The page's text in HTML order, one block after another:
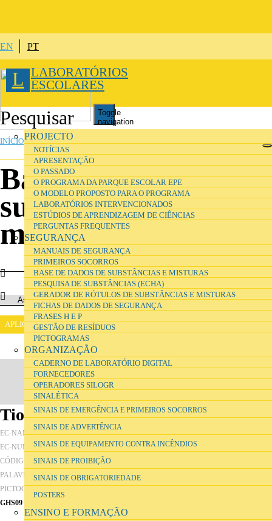
EN PT
L LABORATÓRIOS
ESCOLARES
Toggle
navigation
PROJECTO
NOTÍCIAS
APRESENTAÇÃO
O PASSADO
O PROGRAMA DA PARQUE ESCOLAR EPE
O MODELO PROPOSTO PARA O PROGRAMA
LABORATÓRIOS INTERVENCIONADOS
ESTÚDIOS DE APRENDIZAGEM DE CIÊNCIAS
PERGUNTAS FREQUENTES
SEGURANÇA
MANUAIS DE SEGURANÇA
PRIMEIROS SOCORROS
BASE DE DADOS DE SUBSTÂNCIAS E MISTURAS
PESQUISA DE SUBSTÂNCIAS (ECHA)
GERADOR DE RÓTULOS DE SUBSTÂNCIAS E MISTURAS
FICHAS DE DADOS DE SEGURANÇA
FRASES H E P
GESTÃO DE RESÍDUOS
PICTOGRAMAS
ORGANIZAÇÃO
CADERNO DE LABORATÓRIO DIGITAL
FORNECEDORES
OPERADORES SILOGR
SINALÉTICA
SINAIS DE EMERGÊNCIA E PRIMEIROS SOCORROS
SINAIS DE ADVERTÊNCIA
SINAIS DE EQUIPAMENTO CONTRA INCÊNDIOS
SINAIS DE PROIBIÇÃO
SINAIS DE OBRIGATORIEDADE
POSTERS
ENSINO E FORMAÇÃO
ESTÁ AQUI
INÍCIO»SEGURANÇA
Base de dados de
substâncias e
misturas
Tiocianeto de Potássio
EC-NAME potassium thiocyanate
EC-NUMBER 206-370-1
CÓDIGO DE ARMAZENAMENTO
PALAVRA-SINAL ATENÇÃO
PICTOGRAMAS
GHS09